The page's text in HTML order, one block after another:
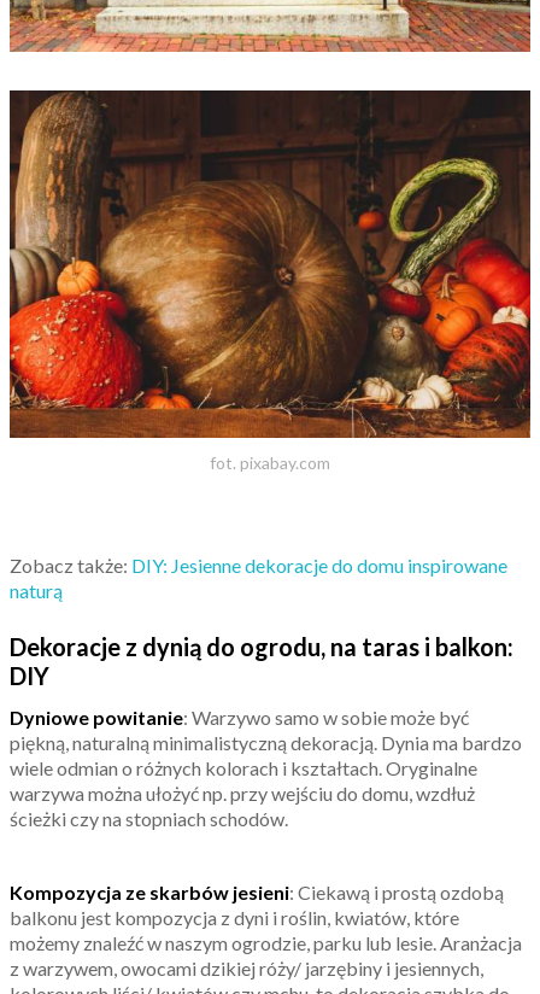
fot. pixabay.com
Zobacz także: DIY: Jesienne dekoracje do domu inspirowane
naturą
Dekoracje z dynią do ogrodu, na taras i balkon:
DIY
Dyniowe powitanie: Warzywo samo w sobie może być
piękną, naturalną minimalistyczną dekoracją. Dynia ma bardzo
wiele odmian o różnych kolorach i kształtach. Oryginalne
warzywa można ułożyć np. przy wejściu do domu, wzdłuż
ścieżki czy na stopniach schodów.
Kompozycja ze skarbów jesieni: Ciekawą i prostą ozdobą
balkonu jest kompozycja z dyni i roślin, kwiatów, które
możemy znaleźć w naszym ogrodzie, parku lub lesie. Aranżacja
z warzywem, owocami dzikiej róży/ jarzębiny i jesiennych,